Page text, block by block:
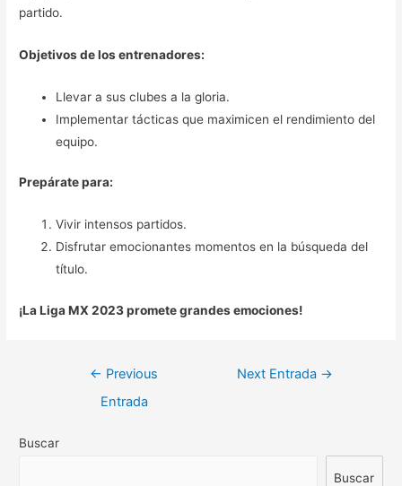
partido.
Objetivos de los entrenadores:
Llevar a sus clubes a la gloria.
Implementar tácticas que maximicen el rendimiento del
equipo.
Prepárate para:
Vivir intensos partidos.
Disfrutar emocionantes momentos en la búsqueda del
título.
¡La Liga MX 2023 promete grandes emociones!
Navegación
← Previous
Entrada
Next Entrada →
Buscar
Buscar